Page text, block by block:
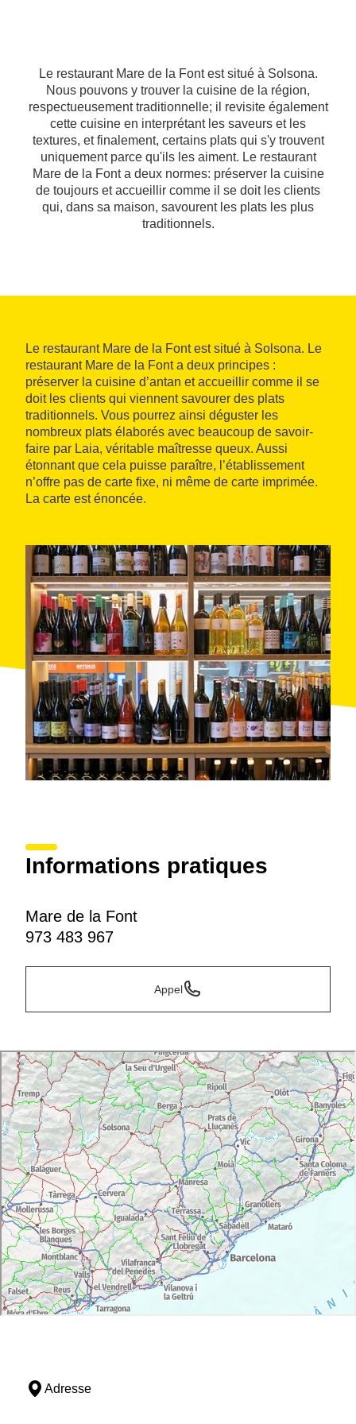
Le restaurant Mare de la Font est situé à Solsona.
Nous pouvons y trouver la cuisine de la région,
respectueusement traditionnelle; il revisite également
cette cuisine en interprétant les saveurs et les
textures, et finalement, certains plats qui s'y trouvent
uniquement parce qu'ils les aiment. Le restaurant
Mare de la Font a deux normes: préserver la cuisine
de toujours et accueillir comme il se doit les clients
qui, dans sa maison, savourent les plats les plus
traditionnels.
Le restaurant Mare de la Font est situé à Solsona. Le
restaurant Mare de la Font a deux principes :
préserver la cuisine d’antan et accueillir comme il se
doit les clients qui viennent savourer des plats
traditionnels. Vous pourrez ainsi déguster les
nombreux plats élaborés avec beaucoup de savoir-
faire par Laia, véritable maîtresse queux. Aussi
étonnant que cela puisse paraître, l’établissement
n’offre pas de carte fixe, ni même de carte imprimée.
La carte est énoncée.
Informations pratiques
Mare de la Font
973 483 967
Appel
Adresse